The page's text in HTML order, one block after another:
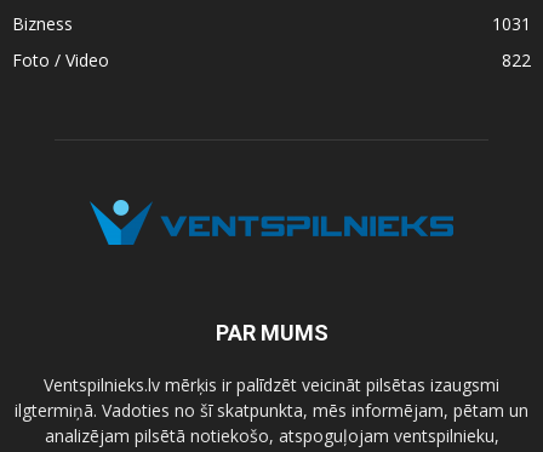
Bizness
1031
Foto / Video
822
PAR MUMS
Ventspilnieks.lv mērķis ir palīdzēt veicināt pilsētas izaugsmi
ilgtermiņā. Vadoties no šī skatpunkta, mēs informējam, pētam un
analizējam pilsētā notiekošo, atspoguļojam ventspilnieku,